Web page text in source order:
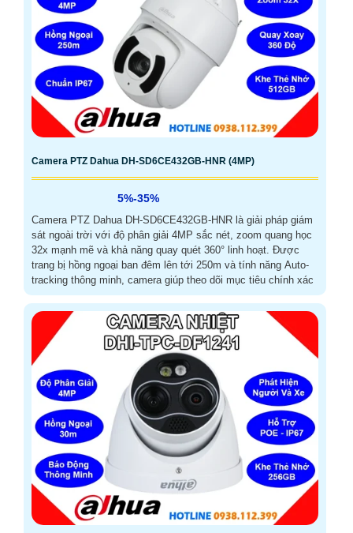
Camera PTZ Dahua DH-SD6CE432GB-HNR (4MP)
5%-35%
Camera PTZ Dahua DH-SD6CE432GB-HNR là giải pháp giám
sát ngoài trời với độ phân giải 4MP sắc nét, zoom quang học
32x mạnh mẽ và khả năng quay quét 360° linh hoạt. Được
trang bị hồng ngoại ban đêm lên tới 250m và tính năng Auto-
tracking thông minh, camera giúp theo dõi mục tiêu chính xác